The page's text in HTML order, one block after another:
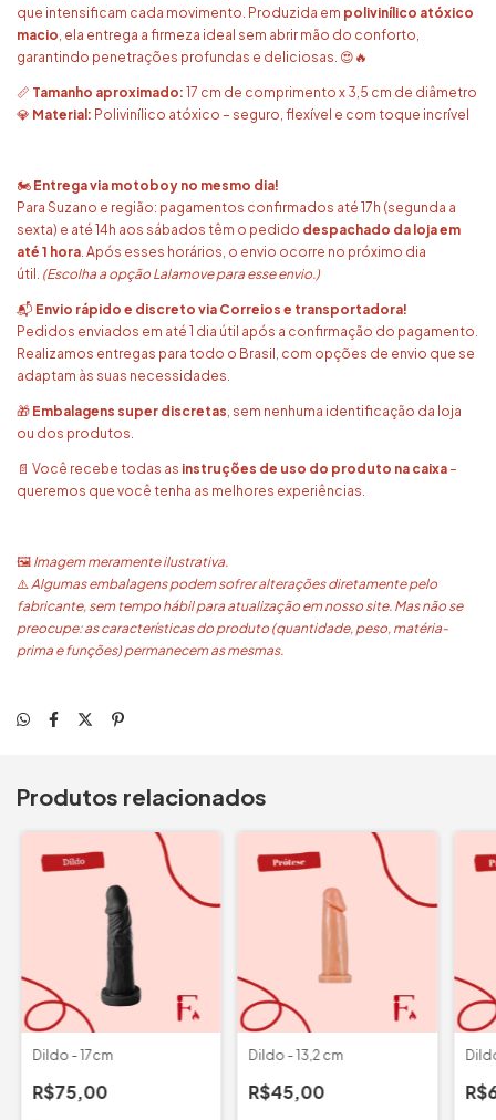
que intensificam cada movimento. Produzida em polivinílico atóxico
macio, ela entrega a firmeza ideal sem abrir mão do conforto,
garantindo penetrações profundas e deliciosas. 😍🔥
📏 Tamanho aproximado: 17 cm de comprimento x 3,5 cm de diâmetro
💎 Material: Polivinílico atóxico – seguro, flexível e com toque incrível
🏍️ Entrega via motoboy no mesmo dia!
Para Suzano e região: pagamentos confirmados até 17h (segunda a
sexta) e até 14h aos sábados têm o pedido despachado da loja em
até 1 hora. Após esses horários, o envio ocorre no próximo dia
útil. (Escolha a opção Lalamove para esse envio.)
📬 Envio rápido e discreto via Correios e transportadora!
Pedidos enviados em até 1 dia útil após a confirmação do pagamento.
Realizamos entregas para todo o Brasil, com opções de envio que se
adaptam às suas necessidades.
🎁 Embalagens super discretas, sem nenhuma identificação da loja
ou dos produtos.
📄 Você recebe todas as instruções de uso do produto na caixa –
queremos que você tenha as melhores experiências.
🖼️ Imagem meramente ilustrativa.
⚠️Algumas embalagens podem sofrer alterações diretamente pelo
fabricante, sem tempo hábil para atualização em nosso site. Mas não se
preocupe: as características do produto (quantidade, peso, matéria-
prima e funções) permanecem as mesmas.
Produtos relacionados
Dildo - 17cm
R$75,00
Dildo - 13,2 cm
R$45,00